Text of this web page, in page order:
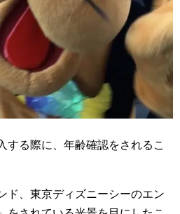
する際に、年齢確認をされるこ
ド、東京ディズニーシーのエン